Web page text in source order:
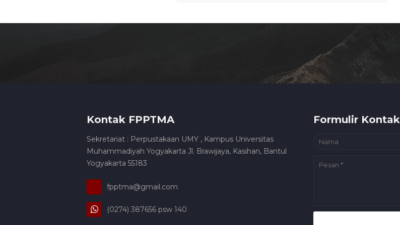
Kontak FPPTMA
Sekretariat : Perpustakaan UMY , Kampus Universitas
Muhammadiyah Yogyakarta Jl. Brawijaya, Kasihan, Bantul
Yogyakarta 55183
fpptma@gmail.com
(0274) 387656 psw 140
Formulir Kontak